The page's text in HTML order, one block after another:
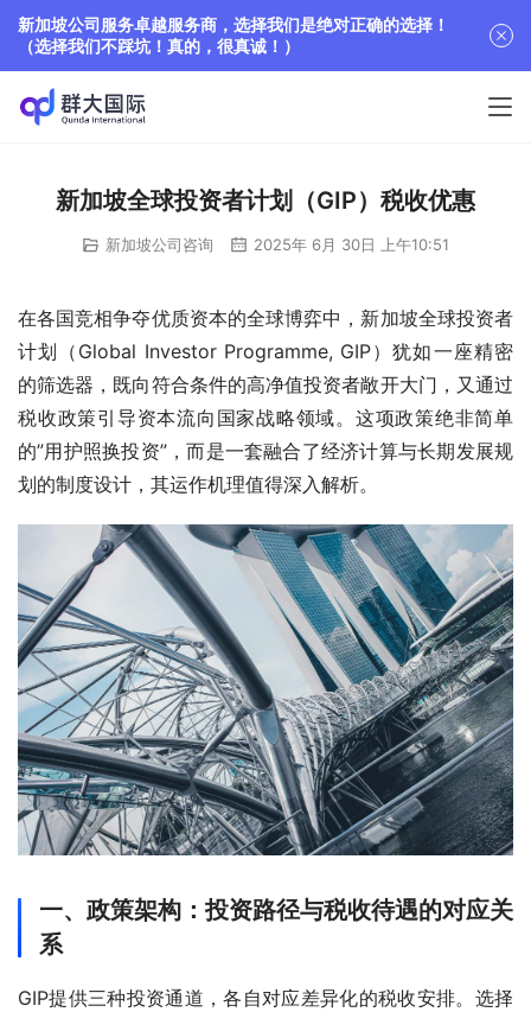
新加坡全球投资者计划（GIP）税收优惠
新加坡公司咨询 2025年 6月 30日 上午10:51
在各国竞相争夺优质资本的全球博弈中，新加坡全球投资者
计划（Global Investor Programme, GIP）犹如一座精密
的筛选器，既向符合条件的高净值投资者敞开大门，又通过
税收政策引导资本流向国家战略领域。这项政策绝非简单
的”用护照换投资”，而是一套融合了经济计算与长期发展规
划的制度设计，其运作机理值得深入解析。
一、政策架构：投资路径与税收待遇的对应关
系
GIP提供三种投资通道，各自对应差异化的税收安排。选择
新加坡公司服务卓越服务商，选择我们是绝对正确的选择！
（选择我们不踩坑！真的，很真诚！）